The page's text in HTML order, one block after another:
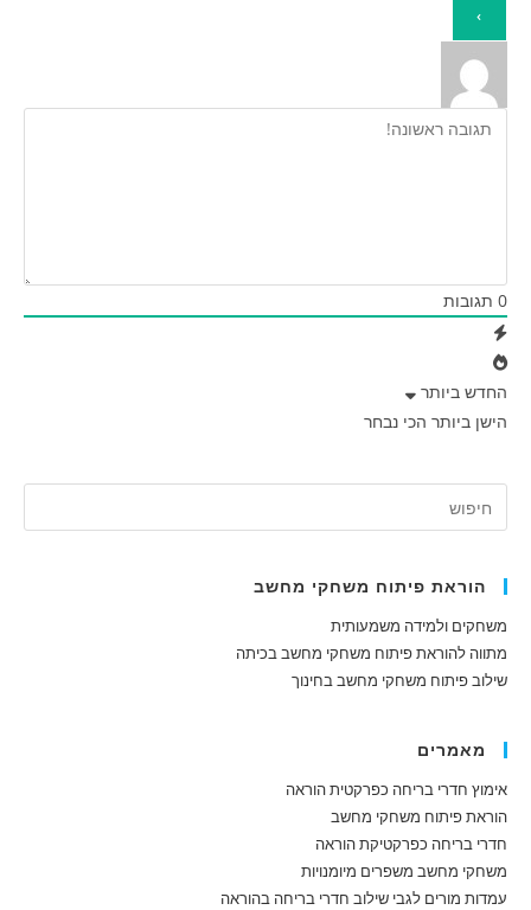
0 תגובות
החדש ביותר
הישן ביותר הכי נבחר
הוראת פיתוח משחקי מחשב
משחקים ולמידה משמעותית
מתווה להוראת פיתוח משחקי מחשב בכיתה
שילוב פיתוח משחקי מחשב בחינוך
מאמרים
אימוץ חדרי בריחה כפרקטית הוראה
הוראת פיתוח משחקי מחשב
חדרי בריחה כפרקטיקת הוראה
משחקי מחשב משפרים מיומנויות
עמדות מורים לגבי שילוב חדרי בריחה בהוראה